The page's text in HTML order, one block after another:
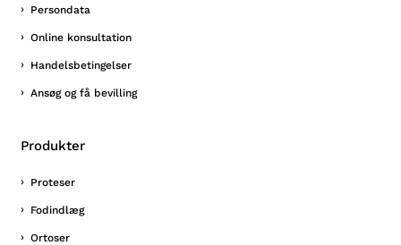
Persondata
Online konsultation
Handelsbetingelser
Ansøg og få bevilling
Produkter
Proteser
Fodindlæg
Ortoser